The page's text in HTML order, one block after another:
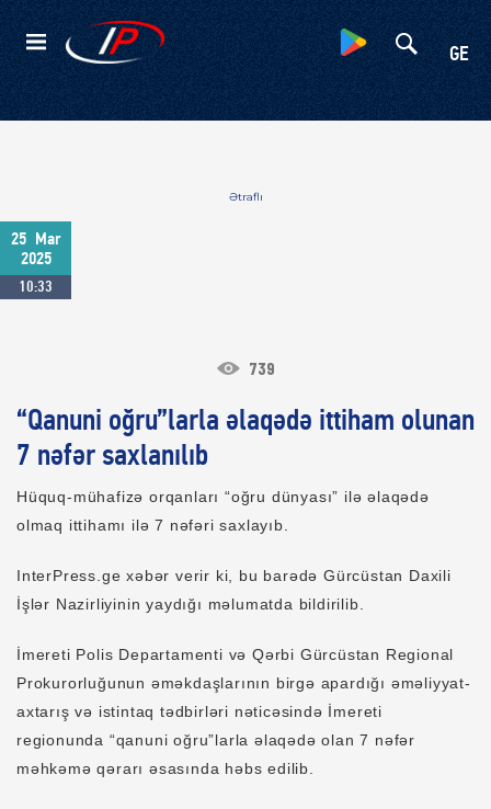
GE
Kateqoriyalar
Ətraflı
25
Mar
2025
10:33
739
“Qanuni oğru”larla əlaqədə ittiham olunan
7 nəfər saxlanılıb
Hüquq-mühafizə orqanları “oğru dünyası” ilə əlaqədə
olmaq ittihamı ilə 7 nəfəri saxlayıb.
InterPress.ge xəbər verir ki, bu barədə Gürcüstan Daxili
İşlər Nazirliyinin yaydığı məlumatda bildirilib.
İmereti Polis Departamenti və Qərbi Gürcüstan Regional
Prokurorluğunun əməkdaşlarının birgə apardığı əməliyyat-
axtarış və istintaq tədbirləri nəticəsində İmereti
regionunda “qanuni oğru”larla əlaqədə olan 7 nəfər
məhkəmə qərarı əsasında həbs edilib.